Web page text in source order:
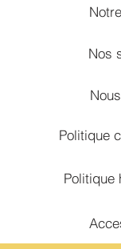
Nos
Politique
Politique